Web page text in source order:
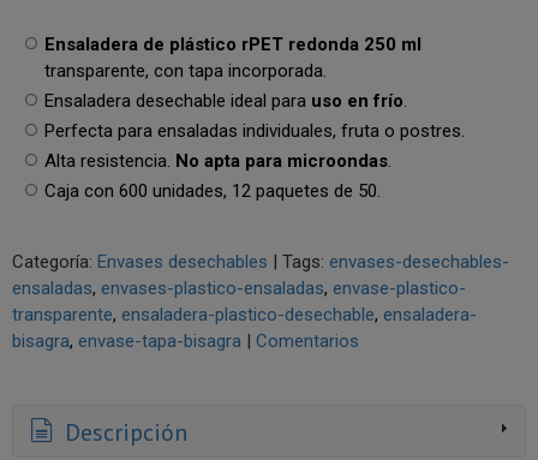
Ensaladera de plástico rPET redonda 250 ml
transparente, con tapa incorporada.
Ensaladera desechable ideal para uso en frío.
Perfecta para ensaladas individuales, fruta o postres.
Alta resistencia. No apta para microondas.
Caja con 600 unidades, 12 paquetes de 50.
Categoría: Envases desechables | Tags: envases-desechables-
ensaladas envases-plastico-ensaladas envase-plastico-
transparente ensaladera-plastico-desechable ensaladera-
bisagra envase-tapa-bisagra | Comentarios
Descripción